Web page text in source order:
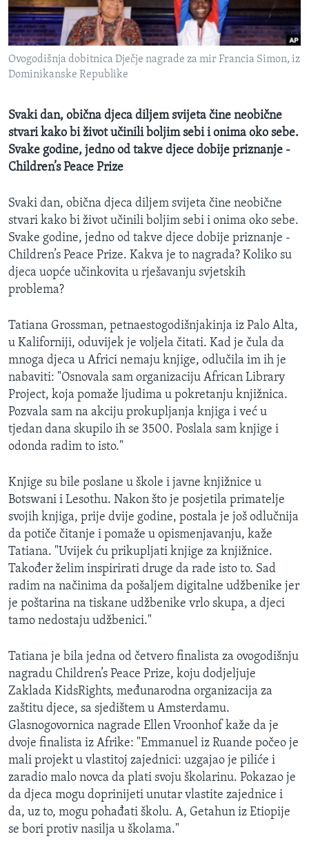
MAGAZIN
O GLASU AMERIKE
Learning English
PRATITE NAS
Ovogodišnja dobitnica Dječje nagrade za mir Francia Simon, iz
Dominikanske Republike
Svaki dan, obična djeca diljem svijeta čine neobične
stvari kako bi život učinili boljim sebi i onima oko sebe.
Svake godine, jedno od takve djece dobije priznanje -
Children’s Peace Prize
Svaki dan, obična djeca diljem svijeta čine neobične
stvari kako bi život učinili boljim sebi i onima oko sebe.
Svake godine, jedno od takve djece dobije priznanje -
Children’s Peace Prize. Kakva je to nagrada? Koliko su
djeca uopće učinkovita u rješavanju svjetskih
problema?
Tatiana Grossman, petnaestogodišnjakinja iz Palo Alta,
u Kaliforniji, oduvijek je voljela čitati. Kad je čula da
mnoga djeca u Africi nemaju knjige, odlučila im ih je
nabaviti: "Osnovala sam organizaciju African Library
Project, koja pomaže ljudima u pokretanju knjižnica.
Pozvala sam na akciju prokupljanja knjiga i već u
tjedan dana skupilo ih se 3500. Poslala sam knjige i
odonda radim to isto."
Knjige su bile poslane u škole i javne knjižnice u
Botswani i Lesothu. Nakon što je posjetila primatelje
svojih knjiga, prije dvije godine, postala je još odlučnija
da potiče čitanje i pomaže u opismenjavanju, kaže
Tatiana. "Uvijek ću prikupljati knjige za knjižnice.
Također želim inspirirati druge da rade isto to. Sad
radim na načinima da pošaljem digitalne udžbenike jer
je poštarina na tiskane udžbenike vrlo skupa, a djeci
tamo nedostaju udžbenici."
Tatiana je bila jedna od četvero finalista za ovogodišnju
nagradu Children’s Peace Prize, koju dodjeljuje
Zaklada KidsRights, međunarodna organizacija za
zaštitu djece, sa sjedištem u Amsterdamu.
Glasnogovornica nagrade Ellen Vroonhof kaže da je
dvoje finalista iz Afrike: "Emmanuel iz Ruande počeo je
mali projekt u vlastitoj zajednici: uzgajao je piliće i
zaradio malo novca da plati svoju školarinu. Pokazao je
da djeca mogu doprinijeti unutar vlastite zajednice i
da, uz to, mogu pohađati školu. A, Getahun iz Etiopije
se bori protiv nasilja u školama."